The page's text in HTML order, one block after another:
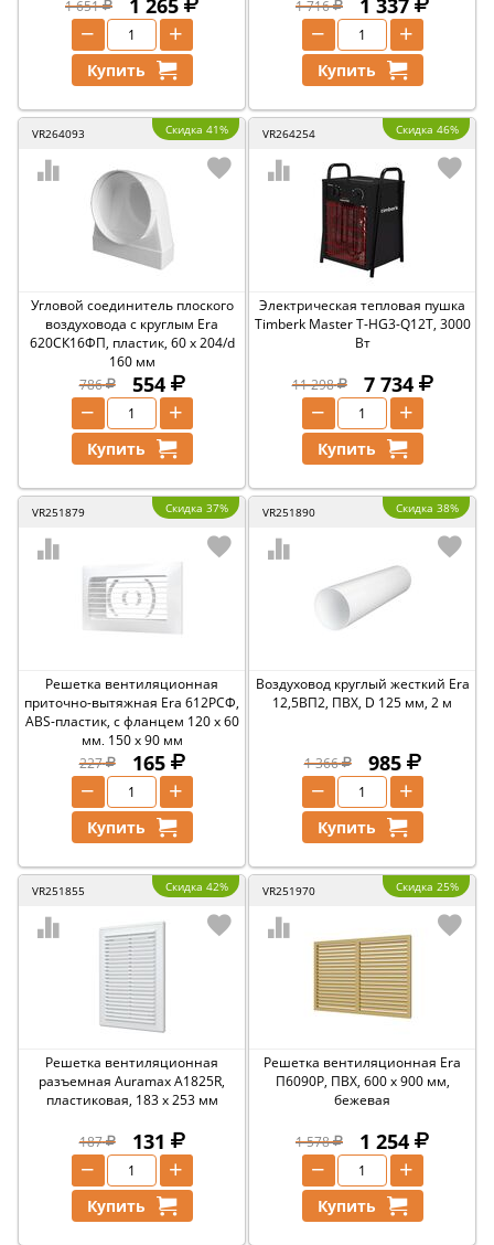
1 651 1 265
+
−
Купить
1 716 1 337
+
−
Купить
VR264093 Скидка 41%
Угловой соединитель плоского
воздуховода с круглым Era
620СК16ФП, пластик, 60 x 204/d
160 мм
786
554
+
−
Купить
VR264254 Скидка 46%
Электрическая тепловая пушка
Timberk Master T-HG3-Q12T, 3000
Вт
11 298 7 734
+
−
Купить
VR251879 Скидка 37%
Решетка вентиляционная
приточно-вытяжная Era 612РСФ,
ABS-пластик, с фланцем 120 x 60
мм, 150 x 90 мм
227
165
+
−
Купить
VR251890 Скидка 38%
Воздуховод круглый жесткий Era
12,5ВП2, ПВХ, D 125 мм, 2 м
1 366 985
+
−
Купить
VR251855 Скидка 42%
Решетка вентиляционная
разъемная Auramax A1825R,
пластиковая, 183 x 253 мм
187 131
+
−
Купить
VR251970 Скидка 25%
Решетка вентиляционная Era
П6090Р, ПВХ, 600 x 900 мм,
бежевая
1 578 1 254
+
−
Купить